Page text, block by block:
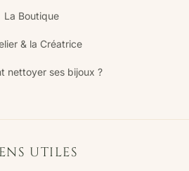
La Boutique
& la Créatrice
nettoyer ses bijoux ?
UTILES